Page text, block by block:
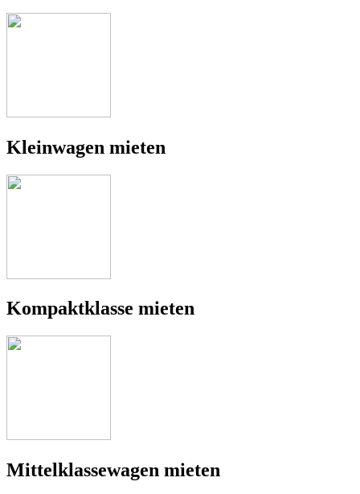
Kleinwagen mieten
Kompaktklasse mieten
Mittelklassewagen mieten